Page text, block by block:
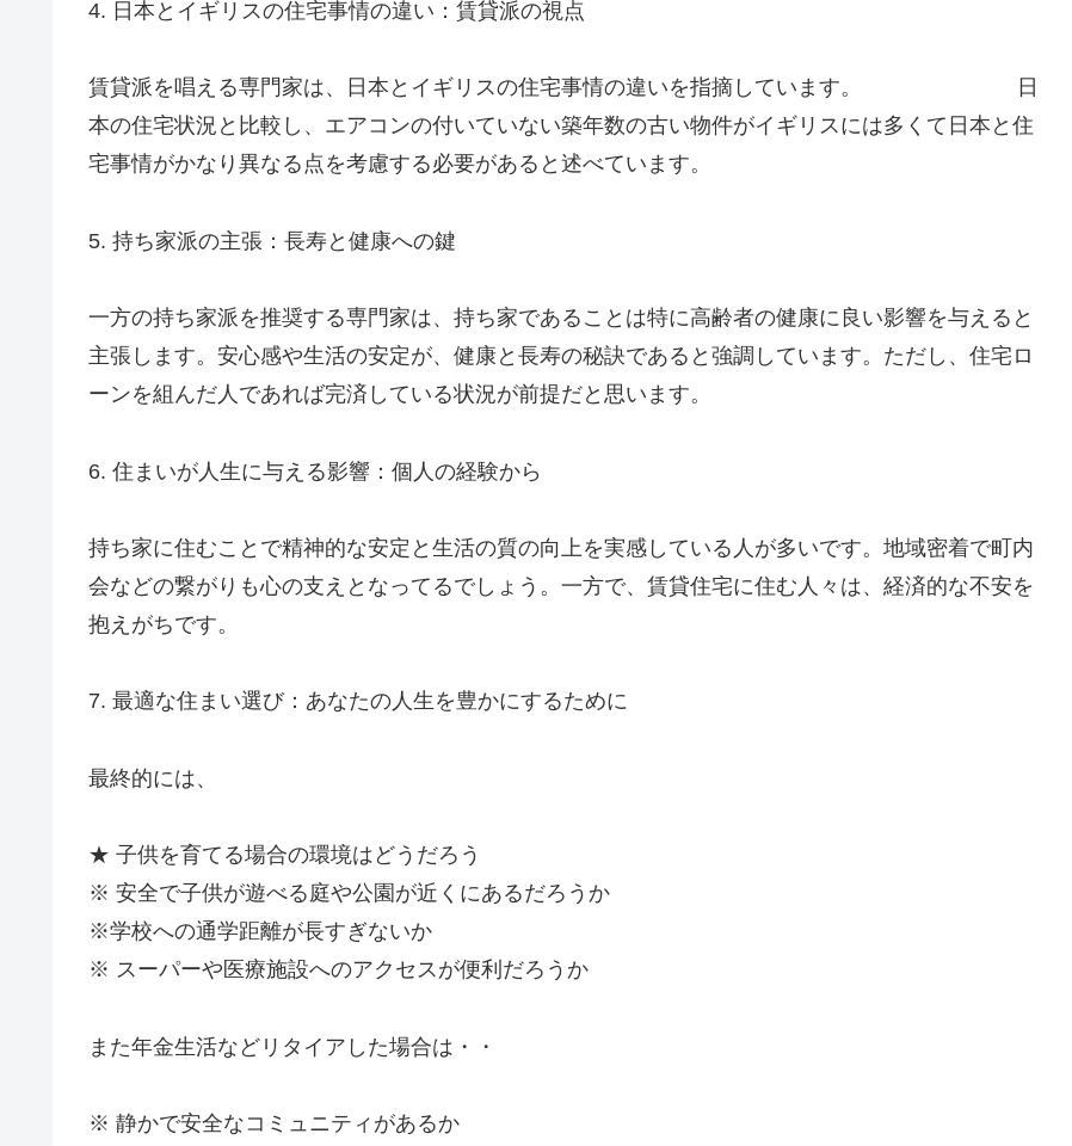
4. 日本とイギリスの住宅事情の違い：賃貸派の視点
賃貸派を唱える専門家は、日本とイギリスの住宅事情の違いを指摘しています。 日
本の住宅状況と比較し、エアコンの付いていない築年数の古い物件がイギリスには多くて日本と住
宅事情がかなり異なる点を考慮する必要があると述べています。
5. 持ち家派の主張：長寿と健康への鍵
一方の持ち家派を推奨する専門家は、持ち家であることは特に高齢者の健康に良い影響を与えると
主張します。安心感や生活の安定が、健康と長寿の秘訣であると強調しています。ただし、住宅ロ
ーンを組んだ人であれば完済している状況が前提だと思います。
6. 住まいが人生に与える影響：個人の経験から
持ち家に住むことで精神的な安定と生活の質の向上を実感している人が多いです。地域密着で町内
会などの繋がりも心の支えとなってるでしょう。一方で、賃貸住宅に住む人々は、経済的な不安を
抱えがちです。
7. 最適な住まい選び：あなたの人生を豊かにするために
最終的には、
★ 子供を育てる場合の環境はどうだろう
※ 安全で子供が遊べる庭や公園が近くにあるだろうか
※学校への通学距離が長すぎないか
※ スーパーや医療施設へのアクセスが便利だろうか
また年金生活などリタイアした場合は・・
※ 静かで安全なコミュニティがあるか